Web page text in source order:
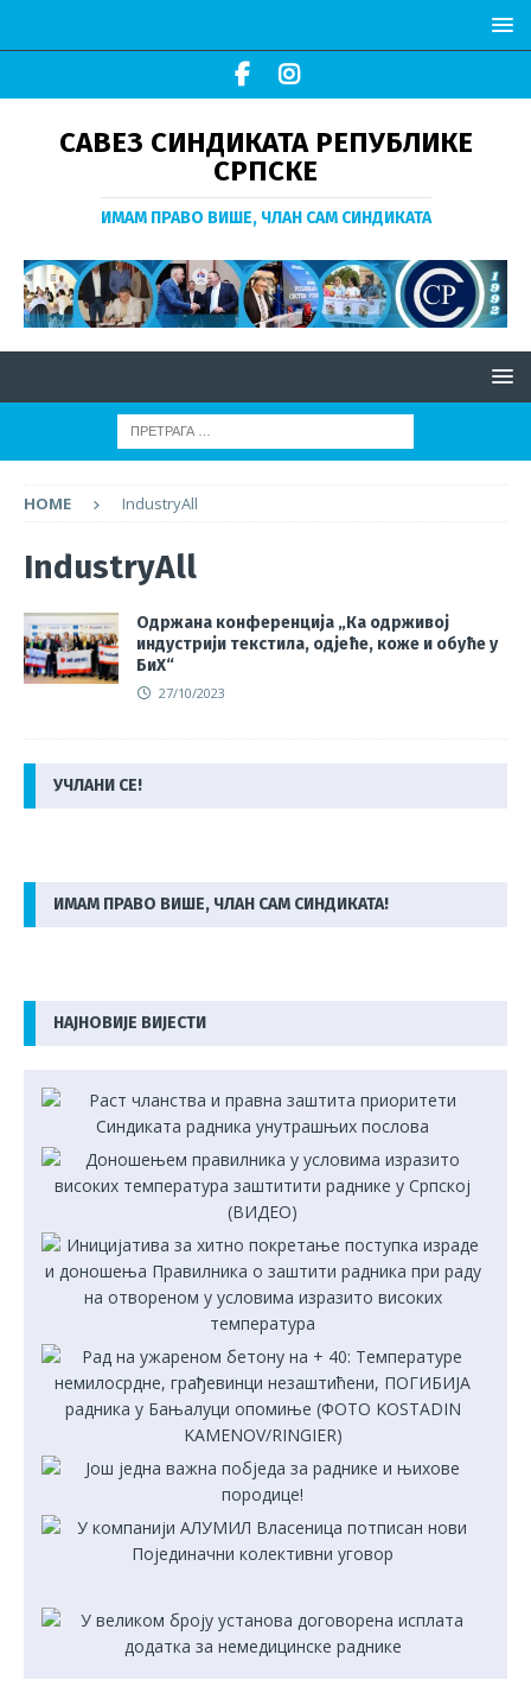
САВЕЗ СИНДИКАТА РЕПУБЛИКЕ
СРПСКЕ
ИМАМ ПРАВО ВИШЕ, ЧЛАН САМ СИНДИКАТА
HOME IndustryAll
IndustryAll
Одржана конференција „Ка одрживој
индустрији текстила, одјеће, коже и обуће у
БиХ“
27/10/2023
УЧЛАНИ СЕ!
ИМАМ ПРАВО ВИШЕ, ЧЛАН САМ СИНДИКАТА!
НАЈНОВИЈЕ ВИЈЕСТИ